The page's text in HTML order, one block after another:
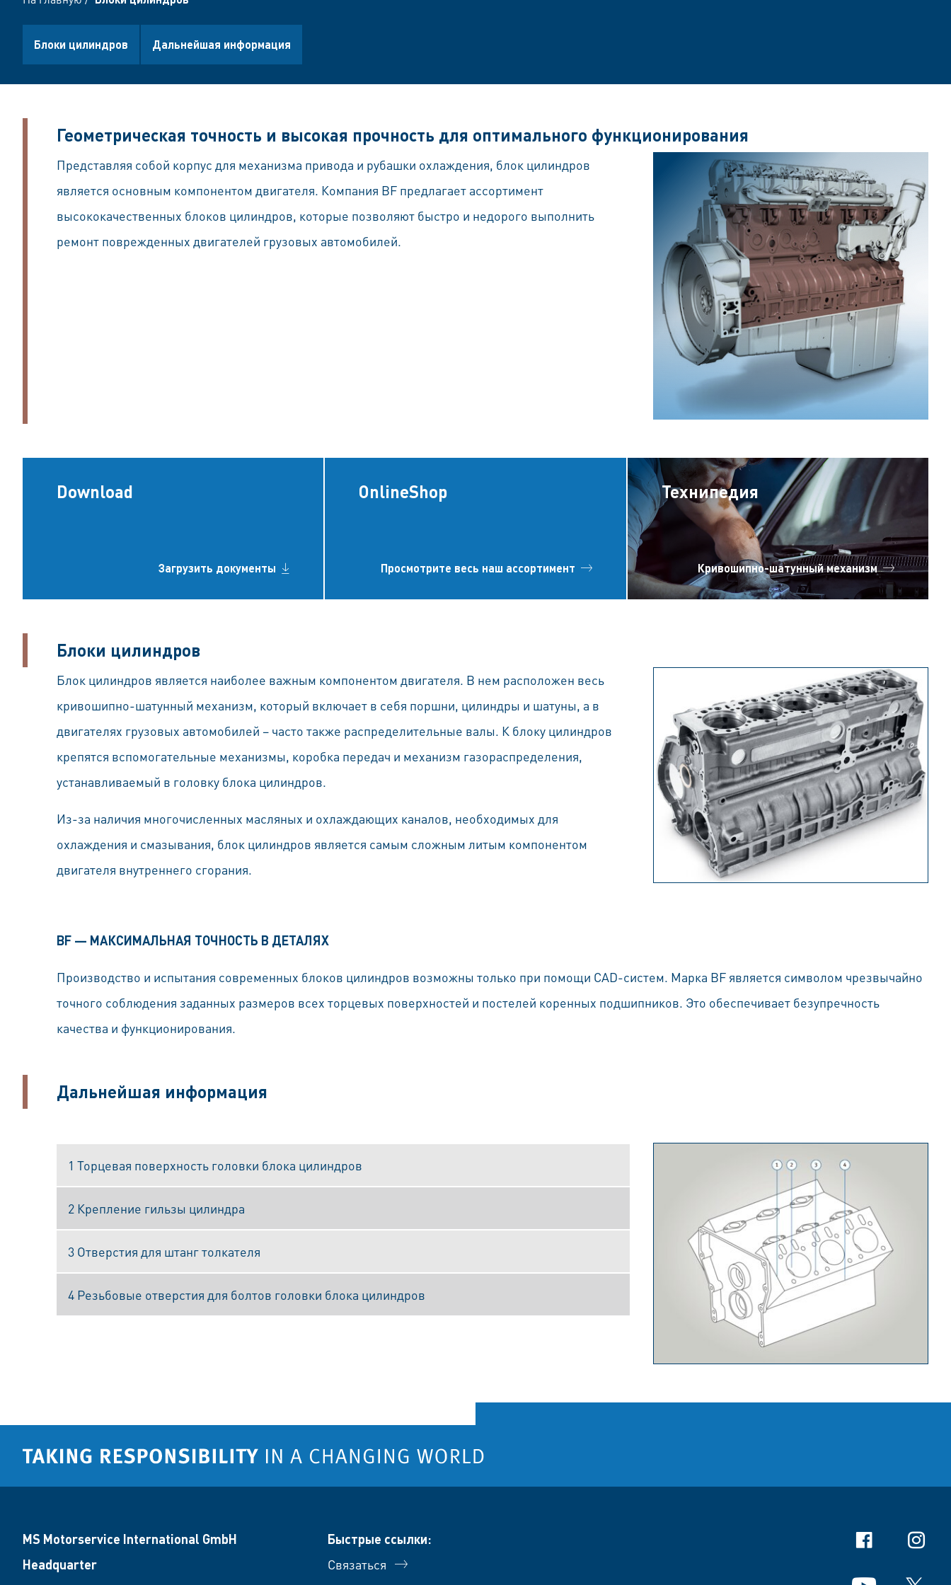
Блоки цилиндров Дальнейшая информация
Геометрическая точность и высокая прочность для оптимального функционирования
Представляя собой корпус для механизма привода и рубашки охлаждения, блок цилиндров
является основным компонентом двигателя. Компания BF предлагает ассортимент
высококачественных блоков цилиндров, которые позволяют быстро и недорого выполнить
ремонт поврежденных двигателей грузовых автомобилей.
Download
Загрузить документы
OnlineShop
Просмотрите весь наш ассортимент
Технипедия
Кривошипно-шатунный механизм
Блоки цилиндров
Блок цилиндров является наиболее важным компонентом двигателя. В нем расположен весь
кривошипно-шатунный механизм, который включает в себя поршни, цилиндры и шатуны, а в
двигателях грузовых автомобилей – часто также распределительные валы. К блоку цилиндров
крепятся вспомогательные механизмы, коробка передач и механизм газораспределения,
устанавливаемый в головку блока цилиндров.
Из-за наличия многочисленных масляных и охлаждающих каналов, необходимых для
охлаждения и смазывания, блок цилиндров является самым сложным литым компонентом
двигателя внутреннего сгорания.
BF — МАКСИМАЛЬНАЯ ТОЧНОСТЬ В ДЕТАЛЯХ
Производство и испытания современных блоков цилиндров возможны только при помощи CAD-систем. Марка BF является символом чрезвычайно
точного соблюдения заданных размеров всех торцевых поверхностей и постелей коренных подшипников. Это обеспечивает безупречность
качества и функционирования.
Дальнейшая информация
1 Торцевая поверхность головки блока цилиндров
2 Крепление гильзы цилиндра
3 Отверстия для штанг толкателя
4 Резьбовые отверстия для болтов головки блока цилиндров
MS Motorservice International GmbH
Headquarter
Быстрые ссылки:
Связаться
Facebook